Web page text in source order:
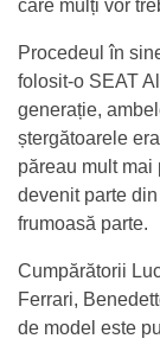
care mulți vor
Procedeul în
folosit-o SEAT
generație,
ștergătoarele
păreau mult mai
devenit parte
frumoasă parte.
Cumpărătorii
Ferrari,
de model este